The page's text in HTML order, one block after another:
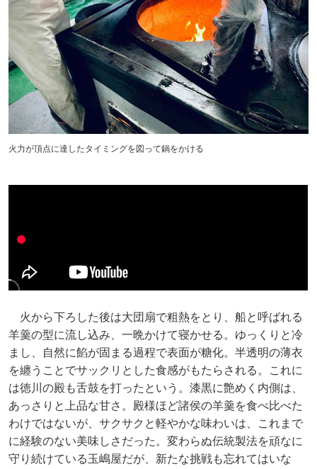
火力が頂点に達したタイミングを図って鍋をかける
火から下ろした後は大団扇で粗熱をとり、船と呼ばれる
羊羹の型に流し込み、一晩かけて寝かせる。ゆっくりと冷
まし、自然に餡が固まる過程で表面が糖化。半透明の薄衣
を纏うことでサックリとした食感がもたらされる。これに
は徳川の殿も舌鼓を打ったという。漆黒に艶めく内側は、
あっさりと上品な甘さ。殿様ほど諸侯の羊羹を食べ比べた
わけではないが、サクサクと軽やかな味わいは、これまで
に経験のない美味しさだった。変わらぬ伝統製法を頑なに
守り続けている玉嶋屋だが、新たな挑戦も忘れてはいな